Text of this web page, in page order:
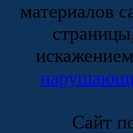
материалов
Сайт